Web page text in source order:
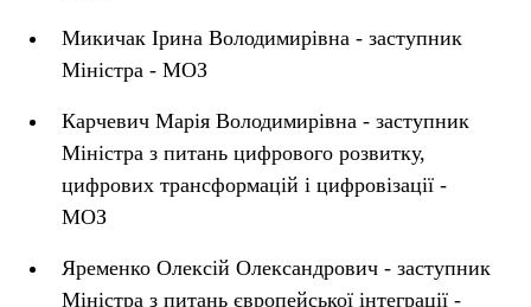
Микичак Ірина Володимирівна - заступник
Міністра - МОЗ
Карчевич Марія Володимирівна - заступник
Міністра з питань цифрового розвитку,
цифрових трансформацій і цифровізації -
МОЗ
Яременко Олексій Олександрович - заступник
Міністра з питань європейської інтеграції -